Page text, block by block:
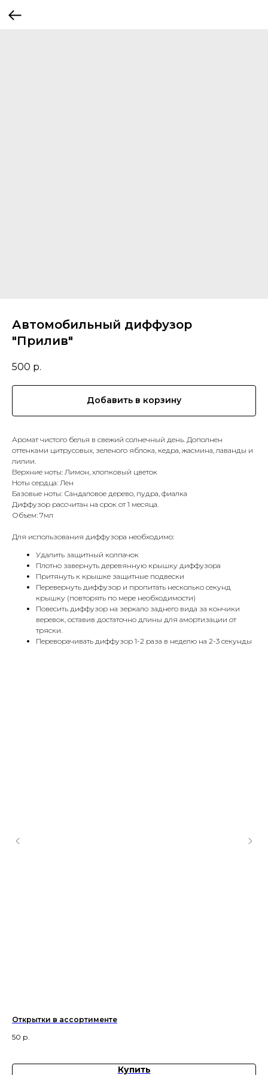
Автомобильный диффузор
"Прилив"
500 р.
Добавить в корзину
Аромат чистого белья в свежий солнечный день. Дополнен
оттенками цитрусовых, зеленого яблока, кедра, жасмина, лаванды и
лилии.
Верхние ноты: Лимон, хлопковый цветок
Ноты сердца: Лен
Базовые ноты: Сандаловое дерево, пудра, фиалка
Диффузор рассчитан на срок от 1 месяца.
Объем: 7мл
Для использования диффузора необходимо:
Удалить защитный колпачок
Плотно завернуть деревянную крышку диффузора
Притянуть к крышке защитные подвески
Перевернуть диффузор и пропитать несколько секунд
крышку (повторять по мере необходимости)
Повесить диффузор на зеркало заднего вида за кончики
веревок, оставив достаточно длины для амортизации от
тряски.
Переворачивать диффузор 1-2 раза в неделю на 2-3 секунды
Открытки в ассортименте
50 р.
Купить